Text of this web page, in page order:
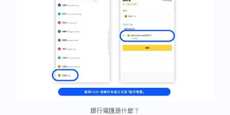
銀行電匯是什麼？